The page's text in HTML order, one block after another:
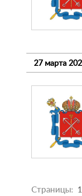
27 марта
Страницы: 1